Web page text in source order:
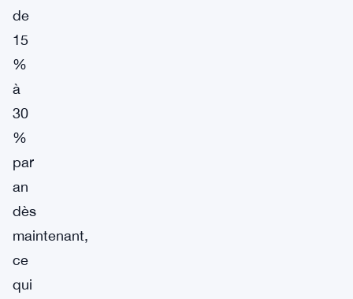
de
15
%
à
30
%
par
an
dès
maintenant,
ce
qui